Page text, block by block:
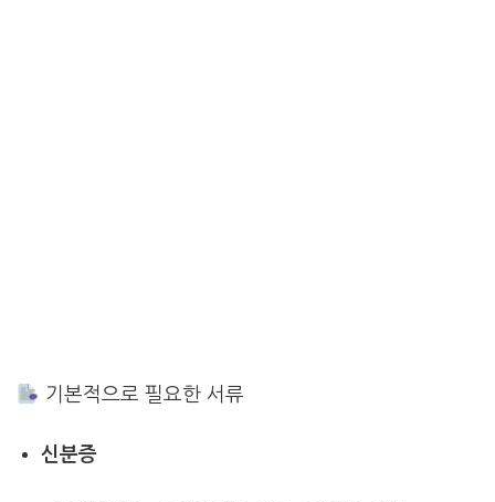
기본적으로 필요한 서류
신분증